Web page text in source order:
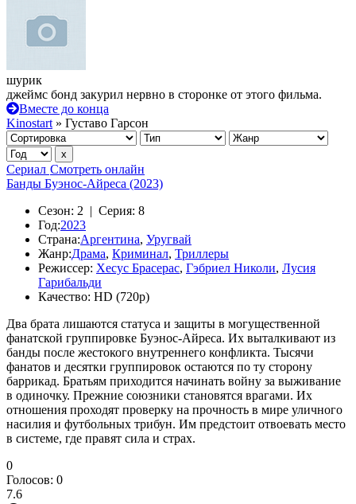
шурик
джеймс бонд закурил нервно в сторонке от этого фильма.
Вместе до конца
Kinostart » Густаво Гарсон
Сериал Смотреть онлайн
Банды Буэнос-Айреса (2023)
Сезон: 2 | Серия: 8
Год:2023
Страна:Аргентина, Уругвай
Жанр:Драма, Криминал, Триллеры
Режиссер: Хесус Брасерас, Гэбриел Николи, Лусия
Гарибальди
Качество: HD (720p)
Два брата лишаются статуса и защиты в могущественной
фанатской группировке Буэнос-Айреса. Их выталкивают из
банды после жестокого внутреннего конфликта. Тысячи
фанатов и десятки группировок остаются по ту сторону
баррикад. Братьям приходится начинать войну за выживание
в одиночку. Прежние союзники становятся врагами. Их
отношения проходят проверку на прочность в мире уличного
насилия и футбольных трибун. Им предстоит отвоевать место
в системе, где правят сила и страх.
0
Голосов: 0
7.6